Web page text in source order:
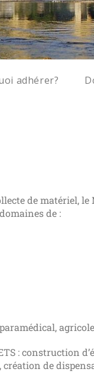
adhérer?
de matériel,
de :
: construction
de